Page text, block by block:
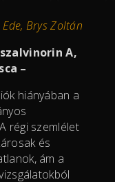
Brys Zoltán
A,
–
hiányában a
régi szemlélet
és
ám a